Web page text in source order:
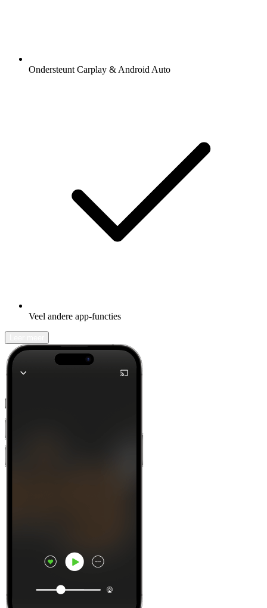
Ondersteunt Carplay & Android Auto
Veel andere app-functies